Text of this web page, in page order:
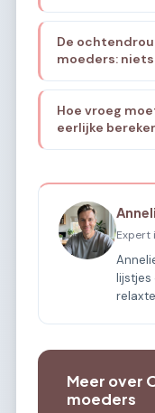
De
moeders:
Hoe vroeg
eerlijke
Expert
lijstjes
Meer over
moeders